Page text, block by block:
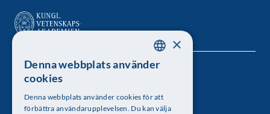
Kungl. Vetenskapsakademien
Besöksadress: Lilla Frescativägen 4A
SWEDISH
×
Denna webbplats använder
cookies
Denna webbplats använder cookies för att
förbättra användarupplevelsen. Du kan välja